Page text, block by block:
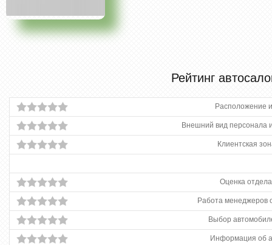
Рейтинг
Расположение
Внешний вид персонала
Клиентская
Оценка
Работа менеджеров
Выбор
Информация об